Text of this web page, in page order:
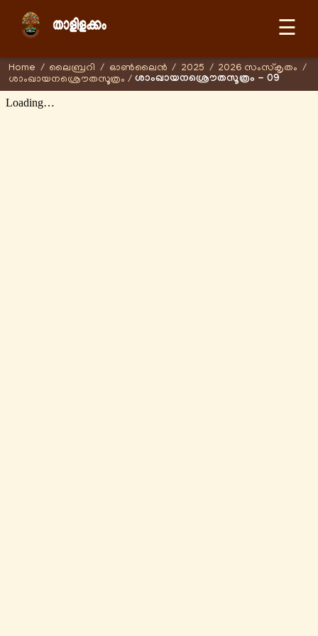
☰
Home / ലൈബ്രറി / ഓണ്‍ലൈന്‍ / 2025 / 2026 സംസ്കൃതം /
ശാംഖായനശ്രൌതസൂത്രം / ശാംഖായനശ്രൌതസൂത്രം - 09